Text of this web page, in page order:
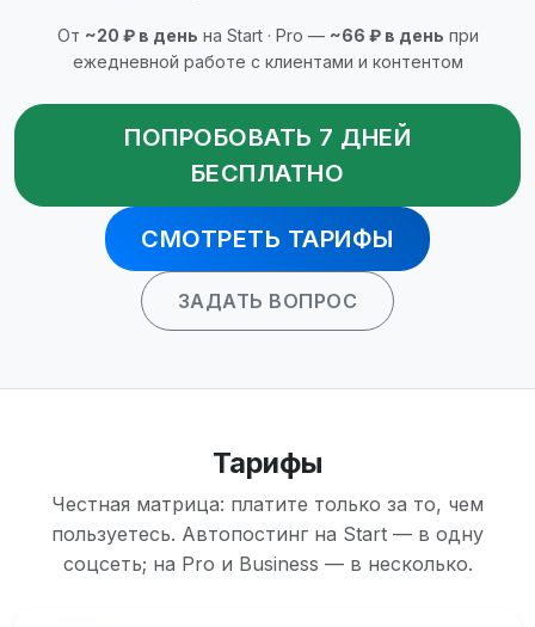
От ~20 ₽ в день на Start · Pro — ~66 ₽ в день при
ежедневной работе с клиентами и контентом
ПОПРОБОВАТЬ 7 ДНЕЙ
БЕСПЛАТНО
СМОТРЕТЬ ТАРИФЫ
ЗАДАТЬ ВОПРОС
Тарифы
Честная матрица: платите только за то, чем
пользуетесь. Автопостинг на Start — в одну
соцсеть; на Pro и Business — в несколько.